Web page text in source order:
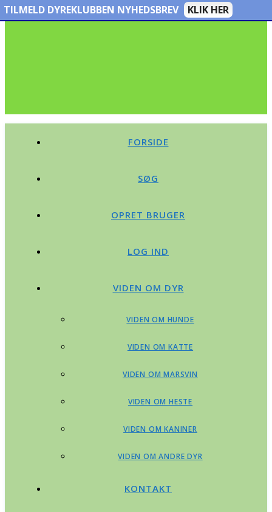
FORSIDE
SØG
OPRET BRUGER
LOG IND
VIDEN OM DYR
VIDEN OM HUNDE
VIDEN OM KATTE
VIDEN OM MARSVIN
VIDEN OM HESTE
VIDEN OM KANINER
VIDEN OM ANDRE DYR
KONTAKT
TILMELD DYREKLUBBEN NYHEDSBREV KLIK HER